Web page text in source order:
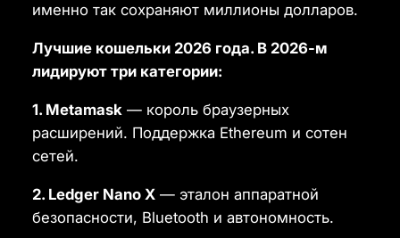
именно так сохраняют миллионы долларов.
Лучшие кошельки 2026 года. В 2026-м
лидируют три категории:
1. Metamask — король браузерных
расширений. Поддержка Ethereum и сотен
сетей.
2. Ledger Nano X— эталон аппаратной
безопасности, Bluetooth и автономность.